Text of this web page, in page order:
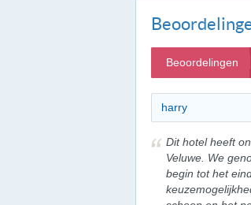
Beoordelingen
harry
Dit hotel heeft
Veluwe. We
begin tot het